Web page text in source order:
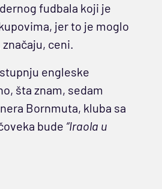
fudbala koji je
jer to je moglo
ceni.
engleske
šta znam, sedam
Bornmuta, kluba sa
bude “Iraola u